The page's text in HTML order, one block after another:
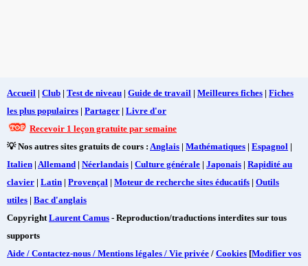
Accueil | Club | Test de niveau | Guide de travail | Meilleures fiches | Fiches
les plus populaires | Partager | Livre d'or
Recevoir 1 leçon gratuite par semaine
💡 Nos autres sites gratuits de cours : Anglais | Mathématiques | Espagnol |
Italien | Allemand | Néerlandais | Culture générale | Japonais | Rapidité au
clavier | Latin | Provençal | Moteur de recherche sites éducatifs | Outils
utiles | Bac d'anglais
Copyright Laurent Camus - Reproduction/traductions interdites sur tous
supports
Aide / Contactez-nous / Mentions légales / Vie privée / Cookies [Modifier vos